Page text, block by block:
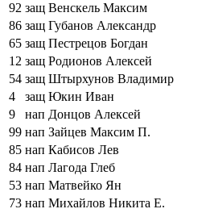
92 защ Венскель Максим
86 защ Губанов Александр
65 защ Пестрецов Богдан
12 защ Родионов Алексей
54 защ Штырхунов Владимир
4
защ Юкин Иван
9
нап Донцов Алексей
99 нап Зайцев Максим П.
85 нап Кабисов Лев
84 нап Лагода Глеб
53 нап Матвейко Ян
73 нап Михайлов Никита Е.